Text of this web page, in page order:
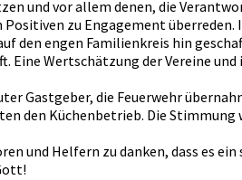
und vor allem denen, die
zu Engagement überreden.
den engen Familienkreis hin
Eine Wertschätzung der Vereine und
Gastgeber, die Feuerwehr
den Küchenbetrieb. Die Stimmung
und Helfern zu danken, dass es ein